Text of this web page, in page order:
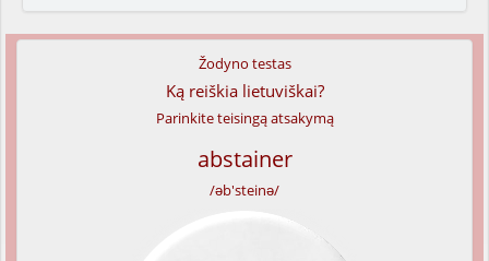
Žodyno testas
Ką reiškia lietuviškai?
Parinkite teisingą atsakymą
abstainer
/əb'steinə/